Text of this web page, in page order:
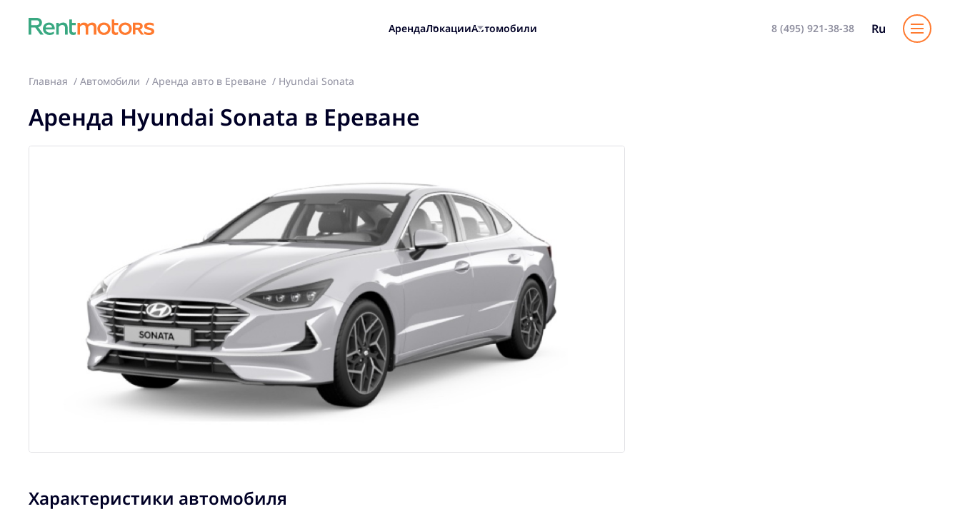
АрендаЛокацииАвтомобили 8 (495) 921-38-38 Ru
Главная Автомобили Аренда авто в Ереване Hyundai Sonata
Аренда Hyundai Sonata в Ереване
Характеристики автомобиля